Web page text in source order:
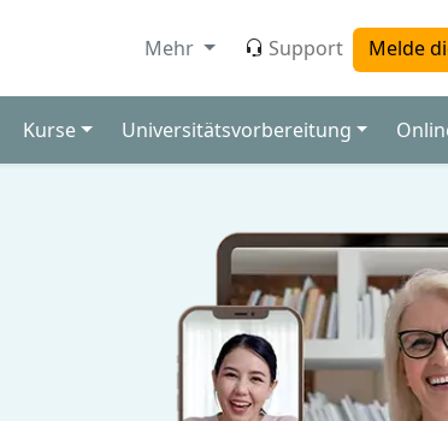
Mehr Support Melde
Kurse Universitätsvorbereitung